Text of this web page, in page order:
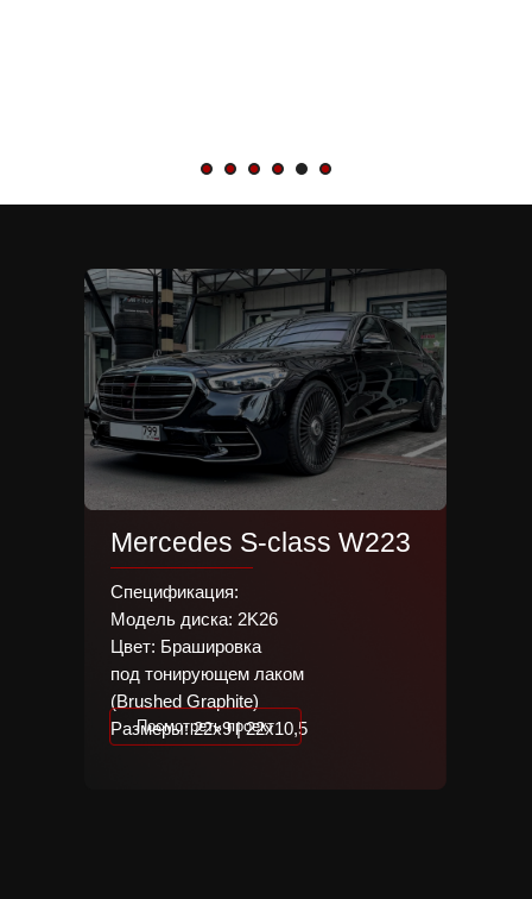
Mercedes S-class W223
Спецификация:
Модель диска: 2K26
Цвет: Брашировка
под тонирующем лаком
(Brushed Graphite)
Размеры: 22х9 | 22х10,5
Посмотреть проект